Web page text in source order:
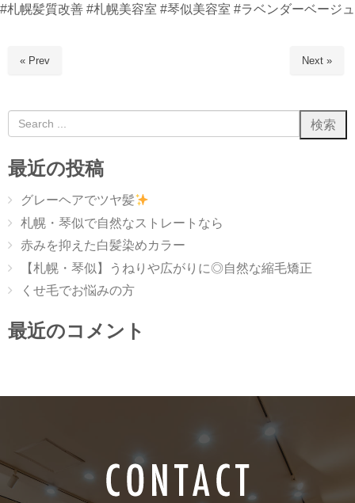
#札幌髪質改善 #札幌美容室 #琴似美容室 #ラベンダーベージュ
« Prev Next »
最近の投稿
グレーヘアでツヤ髪
札幌・琴似で自然なストレートなら
赤みを抑えた白髪染めカラー
【札幌・琴似】うねりや広がりに◎自然な縮毛矯正
くせ毛でお悩みの方
最近のコメント